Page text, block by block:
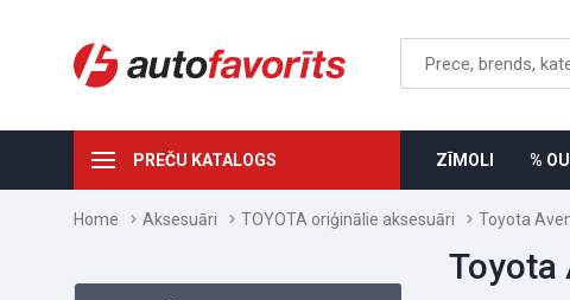
PREČU KATALOGS ZĪMOLI %
Home Aksesuāri TOYOTA oriģinālie aksesuāri Toyota
Toyota